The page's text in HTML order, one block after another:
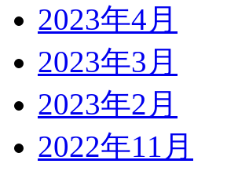
2023年4月
2023年3月
2023年2月
2022年11月